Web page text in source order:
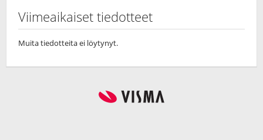
Viimeaikaiset tiedotteet
Muita tiedotteita ei löytynyt.